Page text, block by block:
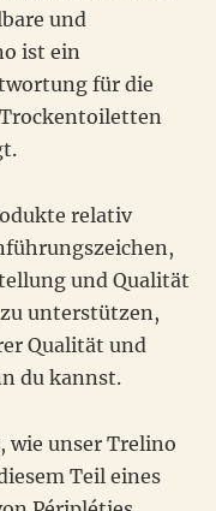
und
ist ein
für die
relativ
und Qualität
unterstützen,
Qualität und
du kannst.
wie unser Trelino
Teil eines